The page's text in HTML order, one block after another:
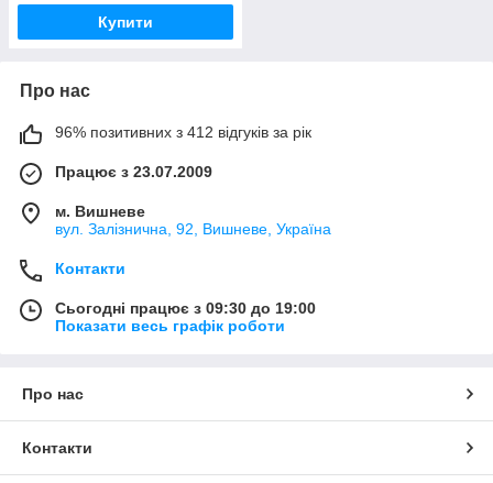
Купити
Про нас
96% позитивних з 412 відгуків за рік
Працює з 23.07.2009
м. Вишневе
вул. Залізнична, 92, Вишневе, Україна
Контакти
Сьогодні працює з 09:30 до 19:00
Показати весь графік роботи
Про нас
Контакти